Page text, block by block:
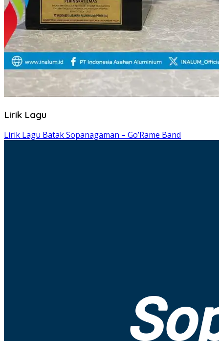
Lirik Lagu
Lirik Lagu Batak Sopanagaman – Go’Rame Band